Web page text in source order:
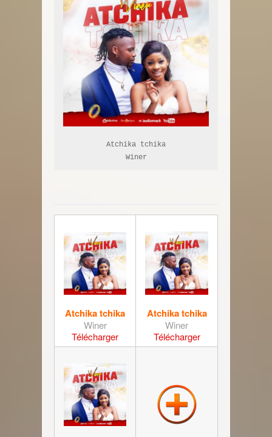
Atchika tchika
Winer
Atchika tchika
Winer
Télécharger
Atchika tchika
Winer
Télécharger